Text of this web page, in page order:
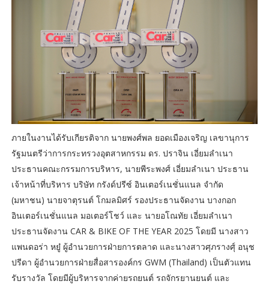
ภายในงานได้รับเกียรติจาก นายพงศ์พล ยอดเมืองเจริญ เลขานุการ
รัฐมนตรีว่าการกระทรวงอุตสาหกรรม ดร. ปราจิน เอี่ยมลำเนา
ประธานคณะกรรมการบริหาร, นายพีระพงศ์ เอี่ยมลําเนา ประธาน
เจ้าหน้าที่บริหาร บริษัท กรังด์ปรีซ์ อินเตอร์เนชั่นแนล จำกัด
(มหาชน) นายจาตุรนต์ โกมลมิศร์ รองประธานจัดงาน บางกอก
อินเตอร์เนชั่นแนล มอเตอร์โชว์ และ นายอโณทัย เอี่ยมลำเนา
ประธานจัดงาน CAR & BIKE OF THE YEAR 2025 โดยมี นางสาว
แพนดอร่า หยู๋ ผู้อำนวยการฝ่ายการตลาด และนางสาวศุภรางศุ์ อนุช
ปรีดา ผู้อำนวยการฝ่ายสื่อสารองค์กร GWM (Thailand) เป็นตัวแทน
รับรางวัล โดยมีผู้บริหารจากค่ายรถยนต์ รถจักรยานยนต์ และ